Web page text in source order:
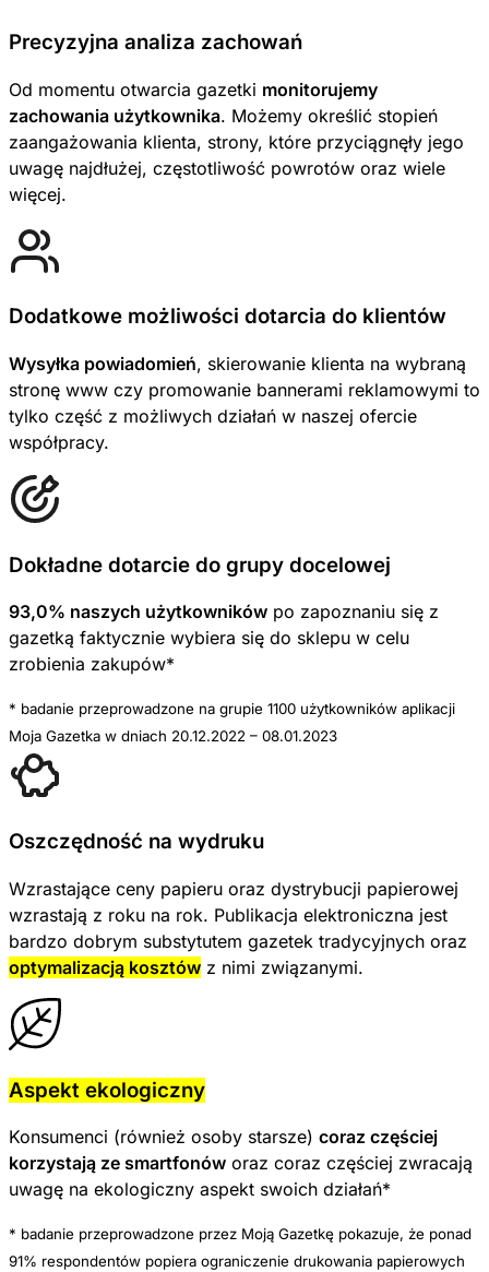
Precyzyjna analiza zachowań
Od momentu otwarcia gazetki monitorujemy
zachowania użytkownika. Możemy określić stopień
zaangażowania klienta, strony, które przyciągnęły jego
uwagę najdłużej, częstotliwość powrotów oraz wiele
więcej.
Dodatkowe możliwości dotarcia do klientów
Wysyłka powiadomień, skierowanie klienta na wybraną
stronę www czy promowanie bannerami reklamowymi to
tylko część z możliwych działań w naszej ofercie
współpracy.
Dokładne dotarcie do grupy docelowej
93,0% naszych użytkowników po zapoznaniu się z
gazetką faktycznie wybiera się do sklepu w celu
zrobienia zakupów*
* badanie przeprowadzone na grupie 1100 użytkowników aplikacji
Moja Gazetka w dniach 20.12.2022 – 08.01.2023
Oszczędność na wydruku
Wzrastające ceny papieru oraz dystrybucji papierowej
wzrastają z roku na rok. Publikacja elektroniczna jest
bardzo dobrym substytutem gazetek tradycyjnych oraz
optymalizacją kosztów z nimi związanymi.
Aspekt ekologiczny
Konsumenci (również osoby starsze) coraz częściej
korzystają ze smartfonów oraz coraz częściej zwracają
uwagę na ekologiczny aspekt swoich działań*
* badanie przeprowadzone przez Moją Gazetkę pokazuje, że ponad
91% respondentów popiera ograniczenie drukowania papierowych